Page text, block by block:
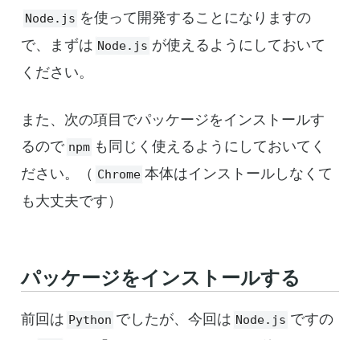
Node.js を使って開発することになりますの
で、まずは Node.js が使えるようにしておいて
ください。
また、次の項目でパッケージをインストールす
るので npm も同じく使えるようにしておいてく
ださい。（ Chrome 本体はインストールしなくて
も大丈夫です）
パッケージをインストールする
前回は Python でしたが、今回は Node.js ですの